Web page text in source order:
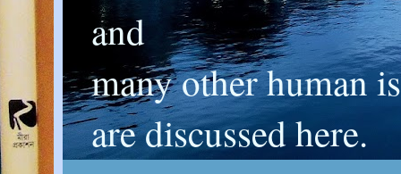
and
many other human
are discussed here.